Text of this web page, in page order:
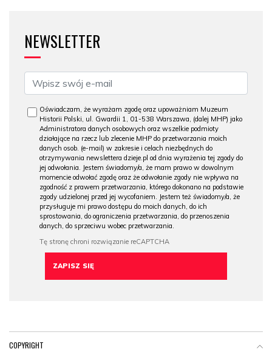
NEWSLETTER
Oświadczam, że wyrażam zgodę oraz upoważniam Muzeum
Historii Polski, ul. Gwardii 1, 01-538 Warszawa, (dalej MHP) jako
Administratora danych osobowych oraz wszelkie podmioty
działające na rzecz lub zlecenie MHP do przetwarzania moich
danych osob. (e-mail) w zakresie i celach niezbędnych do
otrzymywania newslettera dzieje.pl od dnia wyrażenia tej zgody do
jej odwołania. Jestem świadomy/a, że mam prawo w dowolnym
momencie odwołać zgodę oraz że odwołanie zgody nie wpływa na
zgodność z prawem przetwarzania, którego dokonano na podstawie
zgody udzielonej przed jej wycofaniem. Jestem też świadomy/a, że
przysługuje mi prawo dostępu do moich danych, do ich
sprostowania, do ograniczenia przetwarzania, do przenoszenia
danych, do sprzeciwu wobec przetwarzania.
COPYRIGHT